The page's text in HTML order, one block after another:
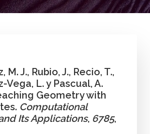
M. J., Rubio, J., Recio, T.,
Vega, L. y Pascual, A.
Geometry with
Computational
Its Applications, 6785,